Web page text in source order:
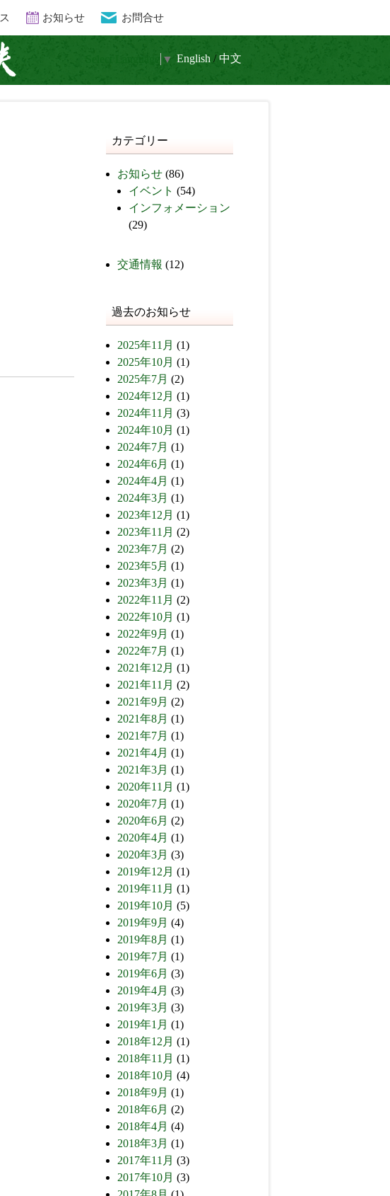
お知らせ お問合せ
▼ English /中文
カテゴリー
お知らせ (86)
イベント (54)
インフォメーション
(29)
交通情報 (12)
過去のお知らせ
2025年11月 (1)
2025年10月 (1)
2025年7月 (2)
2024年12月 (1)
2024年11月 (3)
2024年10月 (1)
2024年7月 (1)
2024年6月 (1)
2024年4月 (1)
2024年3月 (1)
2023年12月 (1)
2023年11月 (2)
2023年7月 (2)
2023年5月 (1)
2023年3月 (1)
2022年11月 (2)
2022年10月 (1)
2022年9月 (1)
2022年7月 (1)
2021年12月 (1)
2021年11月 (2)
2021年9月 (2)
2021年8月 (1)
2021年7月 (1)
2021年4月 (1)
2021年3月 (1)
2020年11月 (1)
2020年7月 (1)
2020年6月 (2)
2020年4月 (1)
2020年3月 (3)
2019年12月 (1)
2019年11月 (1)
2019年10月 (5)
2019年9月 (4)
2019年8月 (1)
2019年7月 (1)
2019年6月 (3)
2019年4月 (3)
2019年3月 (3)
2019年1月 (1)
2018年12月 (1)
2018年11月 (1)
2018年10月 (4)
2018年9月 (1)
2018年6月 (2)
2018年4月 (4)
2018年3月 (1)
2017年11月 (3)
2017年10月 (3)